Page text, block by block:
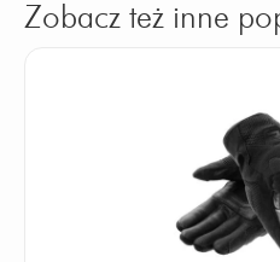
Zobacz też inne